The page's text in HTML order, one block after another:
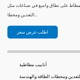
بالمطاط على نطاق واسع في صناعات مثل
التعدين ومحطا...
اطلب عرض سعر
أنابيب مطاطية
ومحطات الطاقة والهندسة